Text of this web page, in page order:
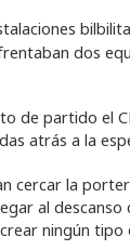
dos
de partido el
atrás a la
cercar la
al
ningún